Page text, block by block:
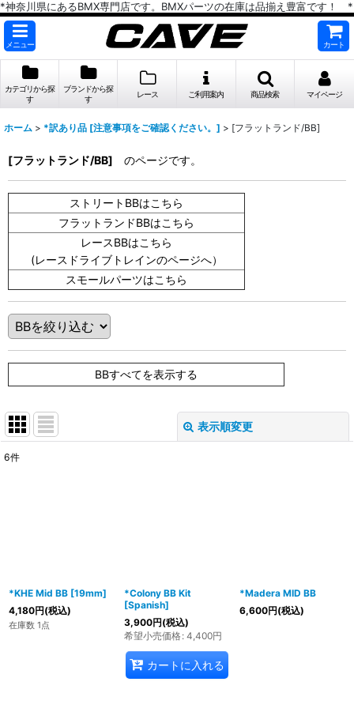
*神奈川県にあるBMX専門店です。BMXパーツの在庫は品揃え豊富です！ *
メニュー カート
カテゴリから探
す
ブランドから探
す
レース ご利用案内 商品検索 マイページ
ホーム > *訳あり品 [注意事項をご確認ください。] > [フラットランド/BB]
[フラットランド/BB] のページです。
ストリートBBはこちら
フラットランドBBはこちら
レースBBはこちら
(レースドライブトレインのページへ）
スモールパーツはこちら
BBすべてを表示する
表示順変更
6件
*KHE Mid BB [19mm]
4,180円(税込)
在庫数 1点
*Colony BB Kit
[Spanish]
3,900円(税込)
希望小売価格: 4,400円
カートに入れる
*Madera MID BB
6,600円(税込)